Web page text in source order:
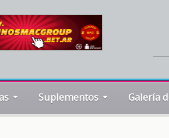
Suplementos Galería